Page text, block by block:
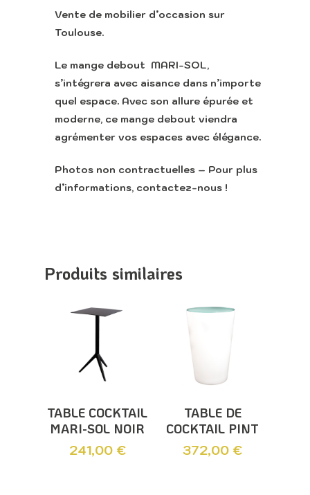
Vente de mobilier d’occasion sur
Toulouse.
Le mange debout MARI-SOL,
s’intégrera avec aisance dans n’importe
quel espace. Avec son allure épurée et
moderne, ce mange debout viendra
agrémenter vos espaces avec élégance.
Photos non contractuelles – Pour plus
d’informations, contactez-nous !
Produits similaires
Ajouter Au
Panier
TABLE COCKTAIL
MARI-SOL NOIR
241,00 €
Ajouter Au
Panier
TABLE DE
COCKTAIL PINT
372,00 €
Accueil
Retour vers le site
Lounge